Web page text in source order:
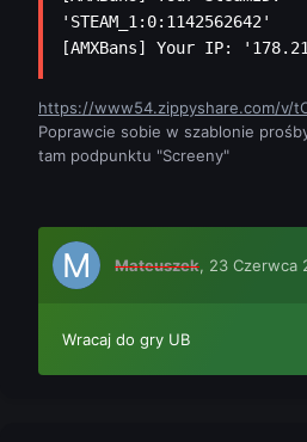
'STEAM_1:0:1142562642'
https://www54.zippyshare.com/v/
Poprawcie sobie w szablonie
tam podpunktu "Screeny"
Mateuszek, 23 Czerwca
Wracaj do gry UB